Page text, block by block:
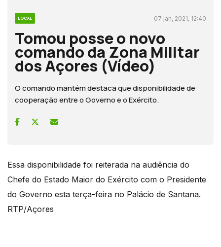
LOCAL 07 jan, 2021, 12:40
Tomou posse o novo
comando da Zona Militar
dos Açores (Vídeo)
O comando mantém destaca que disponibilidade de
cooperação entre o Governo e o Exército.
Essa disponibilidade foi reiterada na audiência do
Chefe do Estado Maior do Exército com o Presidente
do Governo esta terça-feira no Palácio de Santana.
RTP/Açores